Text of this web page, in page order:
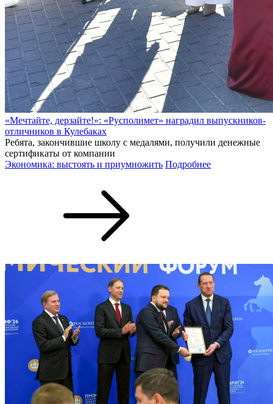
«Мечтайте, дерзайте!»: «Русполимет» наградил выпускников-
отличников в Кулебаках
Ребята, закончившие школу с медалями, получили денежные
сертификаты от компании
Экономика: выстоять и приумножить Подробнее